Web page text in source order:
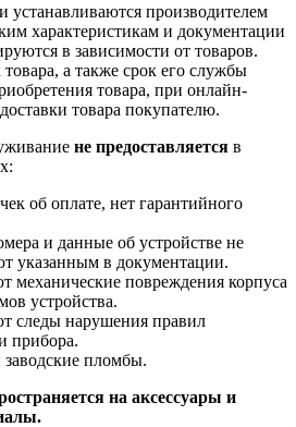
устанавливаются производителем
характеристикам и документации
в зависимости от товаров.
а также срок его службы
товара, при онлайн-
товара покупателю.
не предоставляется в
об оплате, нет гарантийного
и данные об устройстве не
указанным в документации.
механические повреждения корпуса
устройства.
следы нарушения правил
прибора.
пломбы.
на аксессуары и